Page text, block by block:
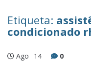
Etiqueta:
condicionado
Ago 14 0